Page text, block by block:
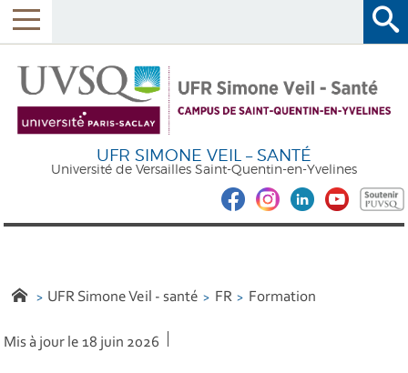
UFR SIMONE VEIL – SANTÉ
Université de Versailles Saint-Quentin-en-Yvelines
UFR Simone Veil - santé FR Formation
Mis à jour le 18 juin 2026